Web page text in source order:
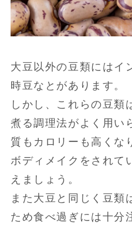
大豆以外の豆類にはイ
時豆なとがあります。
しかし、これらの豆類
煮る調理法がよく用い
質もカロリーも高くな
ボディメイクをされて
えましょう。
また大豆と同じく豆類
ため食べ過ぎには十分